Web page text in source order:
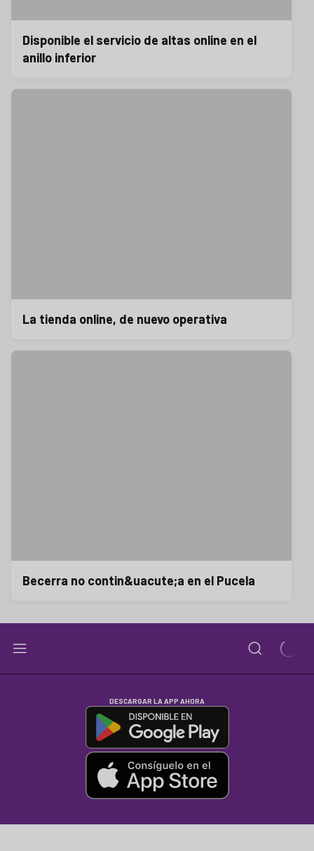
Disponible el servicio de altas online en el
anillo inferior
La tienda online, de nuevo operativa
Becerra no contin&uacute;a en el Pucela
DESCARGAR LA APP AHORA